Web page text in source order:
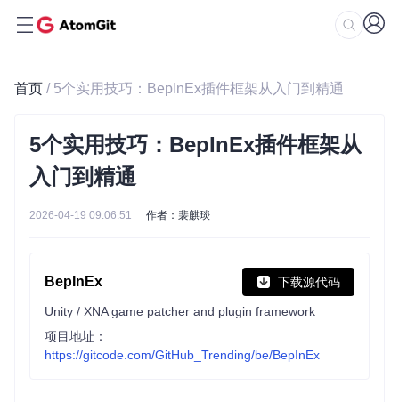
首页 / 5个实用技巧：BepInEx插件框架从入门到精通
5个实用技巧：BepInEx插件框架从
入门到精通
2026-04-19 09:06:51 作者：裴麒琰
BepInEx 下载源代码
Unity / XNA game patcher and plugin framework
项目地址：
https://gitcode.com/GitHub_Trending/be/BepInEx